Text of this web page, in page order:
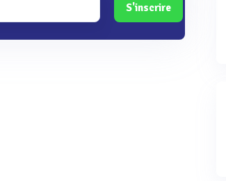
S'inscrire